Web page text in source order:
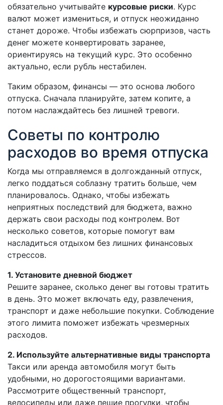
обязательно учитывайте курсовые риски. Курс
валют может измениться, и отпуск неожиданно
станет дороже. Чтобы избежать сюрпризов, часть
денег можете конвертировать заранее,
ориентируясь на текущий курс. Это особенно
актуально, если рубль нестабилен.
Таким образом, финансы — это основа любого
отпуска. Сначала планируйте, затем копите, а
потом наслаждайтесь без лишней тревоги.
Советы по контролю
расходов во время отпуска
Когда мы отправляемся в долгожданный отпуск,
легко поддаться соблазну тратить больше, чем
планировалось. Однако, чтобы избежать
неприятных последствий для бюджета, важно
держать свои расходы под контролем. Вот
несколько советов, которые помогут вам
насладиться отдыхом без лишних финансовых
стрессов.
1. Установите дневной бюджет
Решите заранее, сколько денег вы готовы тратить
в день. Это может включать еду, развлечения,
транспорт и даже небольшие покупки. Соблюдение
этого лимита поможет избежать чрезмерных
расходов.
2. Используйте альтернативные виды транспорта
Такси или аренда автомобиля могут быть
удобными, но дорогостоящими вариантами.
Рассмотрите общественный транспорт,
велосипеды или даже пешие прогулки, чтобы